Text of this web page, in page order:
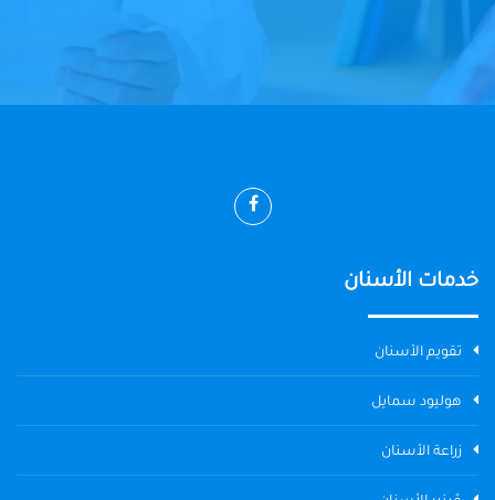
خدمات الأسنان
تقويم الأسنان
هوليود سمايل
زراعة الأسنان